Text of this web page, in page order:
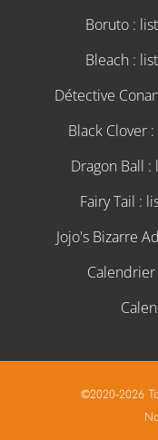
Boruto :
Bleach :
Détective
Black Clover
Dragon Ball
Fairy Tail :
Jojo's Bizarre
Calendrier
©2020-2026